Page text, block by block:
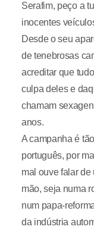
Serafim, peço a
inocentes
Desde o seu
de tenebrosas
acreditar que
culpa deles e
chamam
anos.
A campanha é
português, por
mal ouve falar de
mão, seja numa
num papa-
da indústria